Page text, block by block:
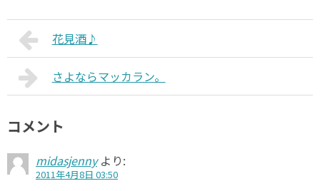
花見酒♪
さよならマッカラン。
コメント
midasjenny より:
2011年4月8日 03:50